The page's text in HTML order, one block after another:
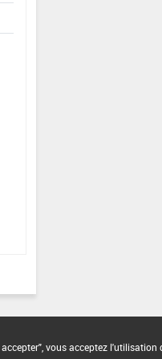
vous acceptez l'utilisation